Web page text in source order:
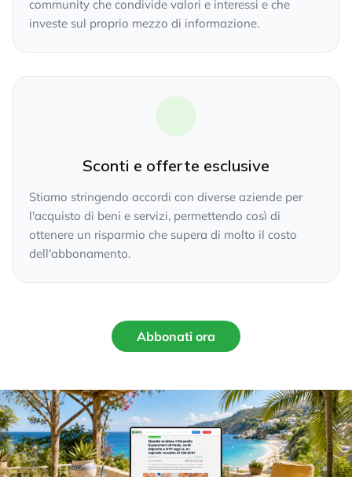
community che condivide valori e interessi e che
investe sul proprio mezzo di informazione.
Sconti e offerte esclusive
Stiamo stringendo accordi con diverse aziende per
l'acquisto di beni e servizi, permettendo così di
ottenere un risparmio che supera di molto il costo
dell'abbonamento.
Abbonati ora